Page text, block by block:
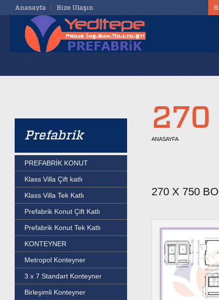
Anasayfa Bize Ulaşın
Prefabrik
PREFABRİK KONUT
Klass Villa Çift katlı
Klass Villa Tek Katlı
Prefabrik Konut Çift Katlı
Prefabrik Konut Tek Katlı
KONTEYNER
Metropol Konteyner
3 x 7 Standart Konteyner
Birleşimli Konteyner
270
ANASAYFA
270 X 750